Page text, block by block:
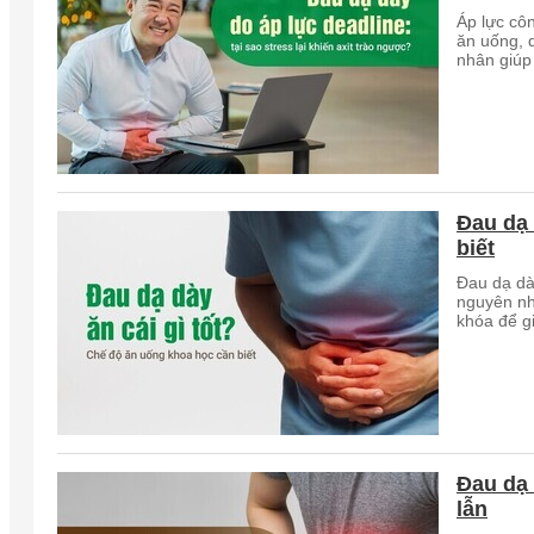
Áp lực
ăn uống,
nhân
Đau dạ
biết
Đau dạ
nguyên
khóa để
Đau dạ
lẫn